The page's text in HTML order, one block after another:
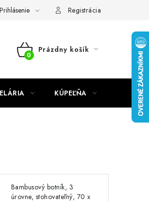
Prihlásenie Registrácia
NÁKUPNÝ
Prázdny košík
KÚPEĽŇA
Bambusový botník, 3
úrovne, stohovateľný, 70 x